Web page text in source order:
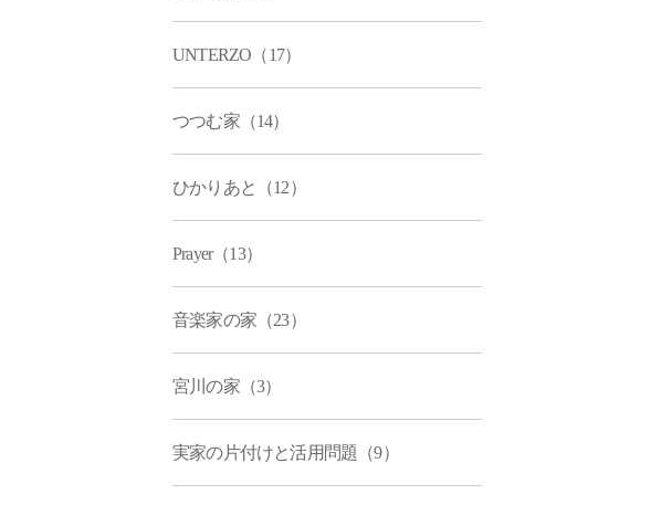
UNTERZO（17）
つつむ家（14）
ひかりあと（12）
Prayer（13）
音楽家の家（23）
宮川の家（3）
実家の片付けと活用問題（9）